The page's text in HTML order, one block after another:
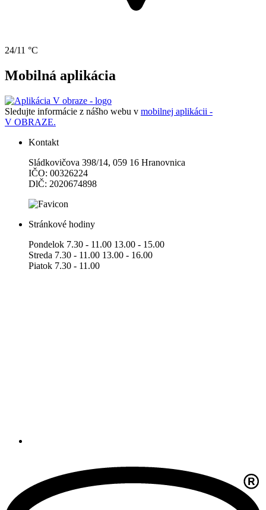
24/11 °C
Mobilná aplikácia
Sledujte informácie z nášho webu v mobilnej aplikácii -
V OBRAZE.
Kontakt
Sládkovičova 398/14, 059 16 Hranovnica
IČO: 00326224
DlČ: 2020674898
Stránkové hodiny
Pondelok 7.30 - 11.00 13.00 - 15.00
Streda 7.30 - 11.00 13.00 - 16.00
Piatok 7.30 - 11.00